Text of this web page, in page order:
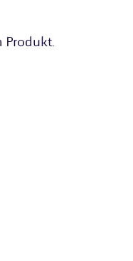
Produkt.